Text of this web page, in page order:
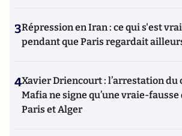
3Répression en Iran : ce qui s'est
pendant que Paris regardait
4Xavier Driencourt : l’arrestation du
Mafia ne signe qu’une vraie-
Paris et Alger